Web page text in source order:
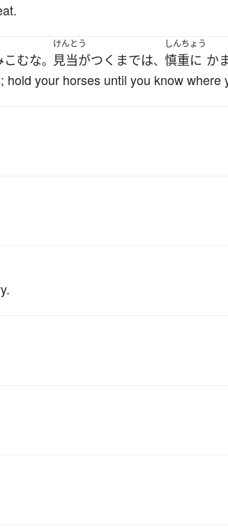
こむな。
けんとう
見当がつく までは、
しんちょう
慎重に か
your horses until you know where